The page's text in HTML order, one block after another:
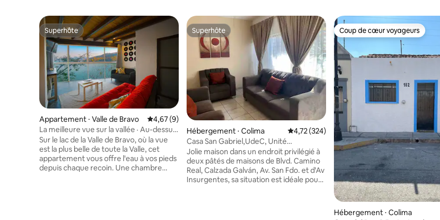
Superhôte
Superhôte
Appartement ⋅ Valle de Bravo Évaluation moyenne sur la base de 9 commentaires : 4,67 sur 5
4,67 (9)
La meilleure vue sur la vallée · Au-dessus
du lac
Sur le lac de la Valle de Bravo, où la vue
est la plus belle de toute la Valle, cet
appartement vous offre l'eau à vos pieds
depuis chaque recoin. Une chambre
Superhôte
Superhôte
Hébergement ⋅ Colima Évaluation moyenne sur la base de 324
4,72 (324)
Casa San Gabriel,UdeC, Unité
Morelos,Hôpital Regi
Jolie maison dans un endroit privilégié à
deux pâtés de maisons de Blvd. Camino
Real, Calzada Galván, Av. San Fdo. et d'Av
Insurgentes, sa situation est idéale pour
Coup de cœur voyageurs
Coup de cœur voyageurs
Hébergement ⋅ Colima